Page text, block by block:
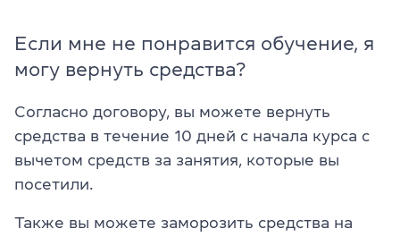
Если мне не понравится обучение, я
могу вернуть средства?
Согласно договору, вы можете вернуть
средства в течение 10 дней с начала курса с
вычетом средств за занятия, которые вы
посетили.
Также вы можете заморозить средства на